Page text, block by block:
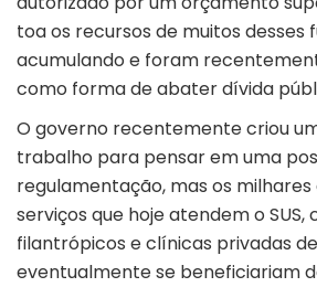
toa os recursos de muitos desses
acumulando e foram
como forma de abater dívida
O governo recentemente criou
trabalho para pensar em uma
regulamentação, mas os
serviços que hoje atendem o SUS,
filantrópicos e clínicas privadas
eventualmente se beneficiariam